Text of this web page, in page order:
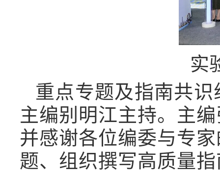
实
重点专题及指南共
主编别明江主持。主
并感谢各位编委与专
题、组织撰写高质量